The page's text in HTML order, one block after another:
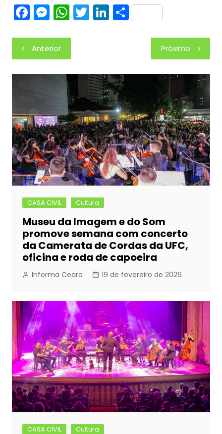
F
c
e
b
o
k
M
s
s
e
n
er
W
at
s
A
p
p
T Li
dI
n
S
Navegação
de
Post
Anterior Próximo
CASA CIVIL Cultura
Museu da Imagem e do Som
promove semana com concerto
da Camerata de Cordas da UFC,
oficina e roda de capoeira
Informa Ceara 19 de fevereiro de 2026
CASA CIVIL Cultura